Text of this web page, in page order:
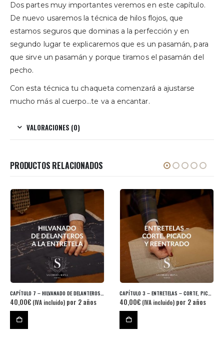
Dos partes muy importantes veremos en este capítulo.
De nuevo usaremos la técnica de hilos flojos, que
estamos seguros que dominas a la perfección y en
segundo lugar te explicaremos que es un pasamán, para
que sirve un pasamán y porque tiramos el pasamán del
pecho.
Con esta técnica tu chaqueta comenzará a ajustarse
mucho más al cuerpo…te va a encantar.
VALORACIONES (0)
PRODUCTOS RELACIONADOS
40,00€ (IVA incluido) por 2 años 40,00€ (IVA incluido) por 2 años